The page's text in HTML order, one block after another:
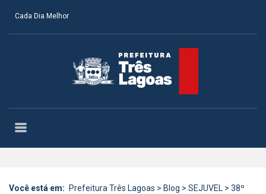
Cada Dia Melhor
Você está em: Prefeitura Três Lagoas > Blog > SEJUVEL > 38º